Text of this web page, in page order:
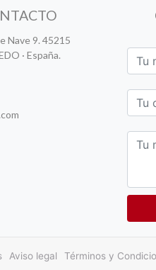
Nave 9. 45215
· España.
Términos y
Aviso legal